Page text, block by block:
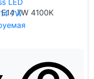
7W 4100K